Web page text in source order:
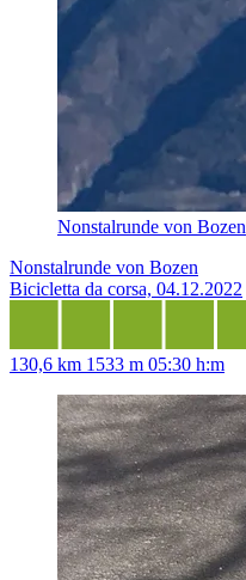
Nonstalrunde von Bozen
Nonstalrunde von Bozen
Bicicletta da corsa, 04.12.2022
130,6 km 1533 m 05:30 h:m